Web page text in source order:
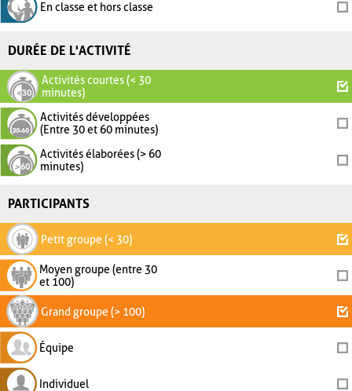
En classe et hors classe
DURÉE DE L'ACTIVITÉ
Activités courtes (< 30
minutes)
Activités développées
(Entre 30 et 60 minutes)
Activités élaborées (> 60
minutes)
PARTICIPANTS
Petit groupe (< 30)
Moyen groupe (entre 30
et 100)
Grand groupe (> 100)
Équipe
Individuel